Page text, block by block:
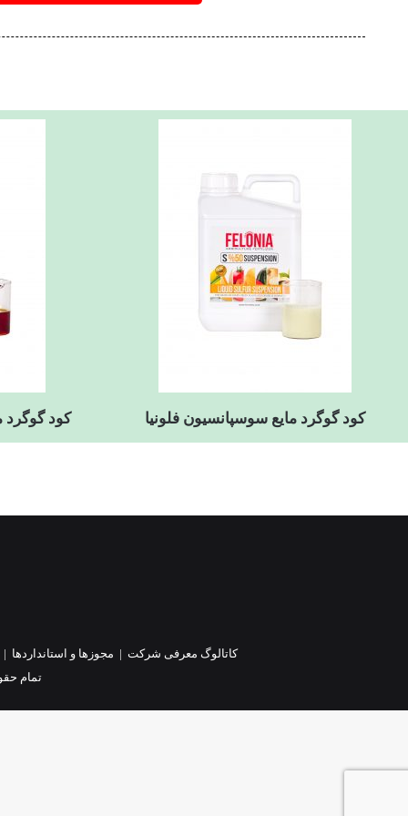
کود گوگرد مایع سوسپانسیون فلونیا کود گوگرد مایع
کاتالوگ معرفی شرکت | مجوزها و استانداردها
تمام